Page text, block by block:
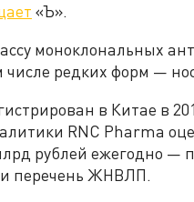
«Ъ».
моноклональных
редких форм —
в Китае в
RNC Pharma
рублей ежегодно —
перечень ЖНВЛП.